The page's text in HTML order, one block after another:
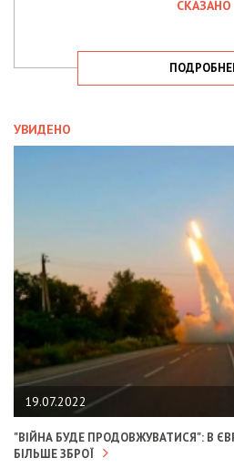
СКАЗАНО
УВИДЕНО
19.07.2022
"ВІЙНА БУДЕ ПРОДОВЖУВАТИСЯ": В
БІЛЬШЕ ЗБРОЇ